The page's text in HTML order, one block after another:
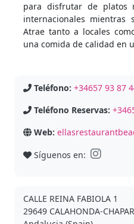
para disfrutar de platos
internacionales
Atrae tanto a locales
una comida de calidad en
Teléfono: +34657 93 87
Teléfono Reservas:
Web:
Síguenos en:
CALLE REINA FABIOLA 1
29649 CALAHONDA-